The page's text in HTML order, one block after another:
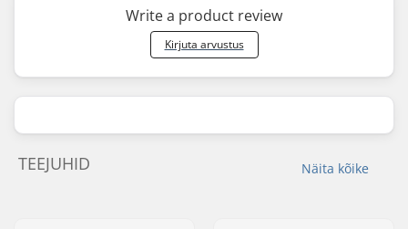
Write a product review
Kirjuta arvustus
Näita kõike
TEEJUHID